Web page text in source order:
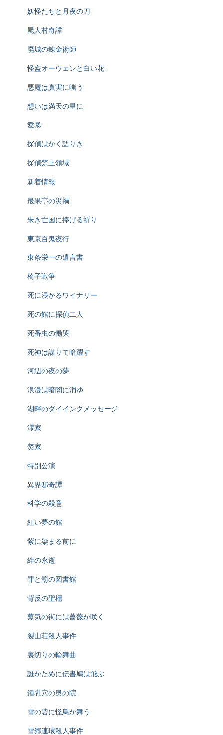
妖怪たちと月夜の刀
屍人村奇譚
廃城の錬金術師
怪盗オーウェンと白い花
悪魔は真実に嗤う
想いは満天の星に
愛暴
探偵はかく語りき
探偵禁止領域
新着情報
最果亭の災禍
朱き亡国に捧げる祈り
東京百鬼夜行
東条栄一の遺言書
椅子戦争
死に浸かるワイナリー
死の館に探偵二人
死番虫の慟哭
死神は謀りて暗躍す
河辺の夜の夢
浪漫は暗闇に消ゆ
湖畔のダイイングメッセージ
澪家
焚家
特別公演
異界邸奇譚
科学の殺意
紅い夢の館
紫に染まる前に
絆の永逝
罪と罰の図書館
背反の聖櫃
蒸気の街には薔薇が咲く
裂山荘殺人事件
裏切りの輪舞曲
誰がために伝書鳩は飛ぶ
鍾乳穴の奥の院
雪の砦に怪鳥が舞う
雪郷連環殺人事件